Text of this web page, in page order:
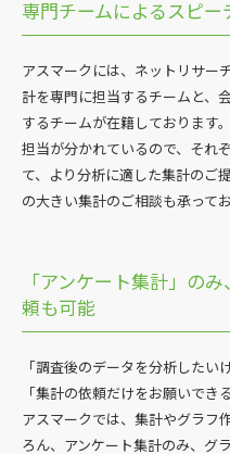
専門チームによるスピ
アスマークには、ネットリサー
計を専門に担当するチームと、
するチームが在籍しております。
担当が分かれているので、それ
て、より分析に適した集計のご
の大きい集計のご相談も承ってお
「アンケート集計」の
頼も可能
「調査後のデータを分析したい
「集計の依頼だけをお願いでき
アスマークでは、集計やグラフ
ろん、アンケート集計のみ、グ